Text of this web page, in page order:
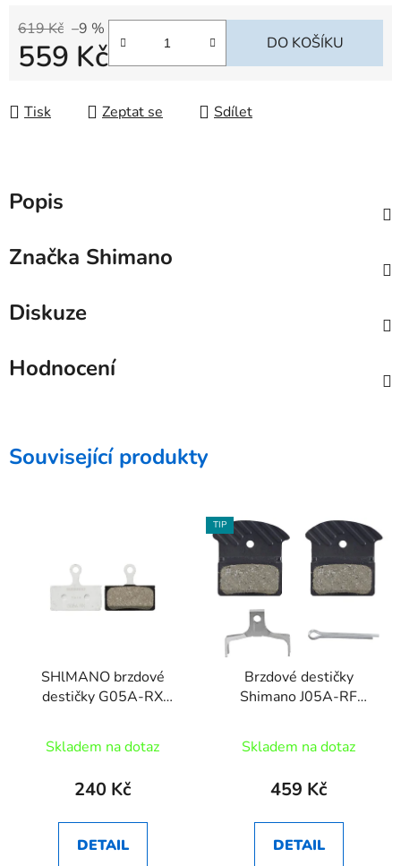
619 Kč –9 %
559 Kč DO KOŠÍKU
Tisk Zeptat se Sdílet
Popis
Značka Shimano
Diskuze
Hodnocení
Související produkty
SHlMANO brzdové
destičky G05A-RX
písté pár
Skladem na dotaz
240 Kč
DETAIL
TIP
Brzdové destičky
Shimano J05A-RF
2písté 1 pár
Skladem na dotaz
459 Kč
DETAIL